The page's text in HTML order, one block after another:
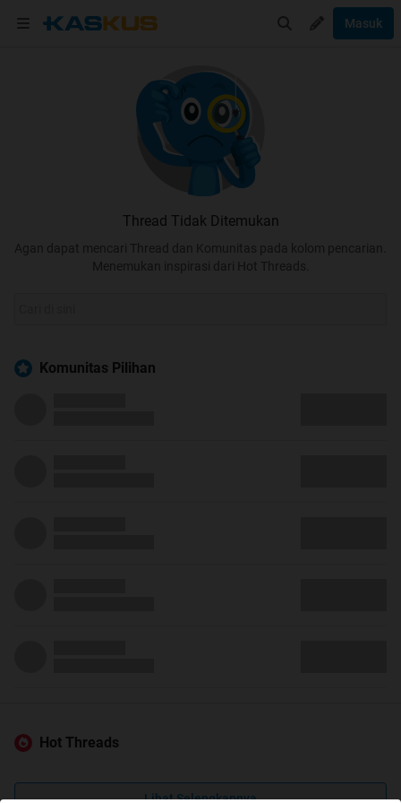
Masuk
Thread Tidak Ditemukan
Agan dapat mencari Thread dan Komunitas pada kolom pencarian.
Menemukan inspirasi dari Hot Threads.
Komunitas Pilihan
Hot Threads
Lihat Selengkapnya